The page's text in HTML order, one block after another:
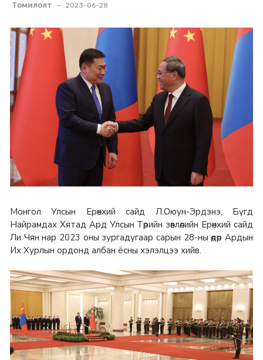
Томилолт 2023-06-28
Монгол Улсын Ерөнхий сайд Л.Оюун-Эрдэнэ, Бүгд
Найрамдах Хятад Ард Улсын Төрийн зөвлөлийн Ерөнхий сайд
Ли Чян нар 2023 оны зургадугаар сарын 28-ны өдөр Ардын
Их Хурлын ордонд албан ёсны хэлэлцээ хийв.